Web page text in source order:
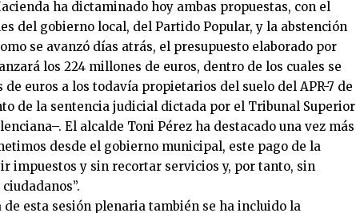
ha dictaminado hoy ambas propuestas, con el
del gobierno local, del Partido Popular, y la abstención
se avanzó días atrás, el presupuesto elaborado por
los 224 millones de euros, dentro de los cuales se
euros a los todavía propietarios del suelo del APR-7 de
de la sentencia judicial dictada por el Tribunal Superior
El alcalde Toni Pérez ha destacado una vez más
desde el gobierno municipal, este pago de la
impuestos y sin recortar servicios y, por tanto, sin
esta sesión plenaria también se ha incluido la